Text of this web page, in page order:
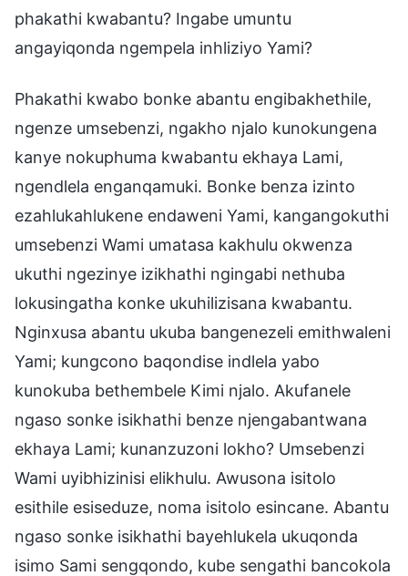
phakathi kwabantu? Ingabe umuntu
angayiqonda ngempela inhliziyo Yami?
Phakathi kwabo bonke abantu engibakhethile,
ngenze umsebenzi, ngakho njalo kunokungena
kanye nokuphuma kwabantu ekhaya Lami,
ngendlela enganqamuki. Bonke benza izinto
ezahlukahlukene endaweni Yami, kangangokuthi
umsebenzi Wami umatasa kakhulu okwenza
ukuthi ngezinye izikhathi ngingabi nethuba
lokusingatha konke ukuhilizisana kwabantu.
Nginxusa abantu ukuba bangenezeli emithwaleni
Yami; kungcono baqondise indlela yabo
kunokuba bethembele Kimi njalo. Akufanele
ngaso sonke isikhathi benze njengabantwana
ekhaya Lami; kunanzuzoni lokho? Umsebenzi
Wami uyibhizinisi elikhulu. Awusona isitolo
esithile esiseduze, noma isitolo esincane. Abantu
ngaso sonke isikhathi bayehlukela ukuqonda
isimo Sami sengqondo, kube sengathi bancokola